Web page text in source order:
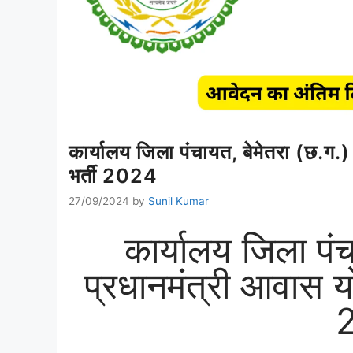
कार्यालय जिला पंचायत, बेमेतरा
भर्ती 2024
27/09/2024 by Sunil Kumar
कार्यालय जिला
प्रधानमंत्री आवास